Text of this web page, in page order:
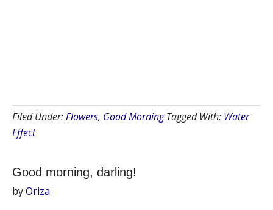
Filed Under:Flowers, Good Morning Tagged With: Water
Effect
Good morning, darling!
byOriza